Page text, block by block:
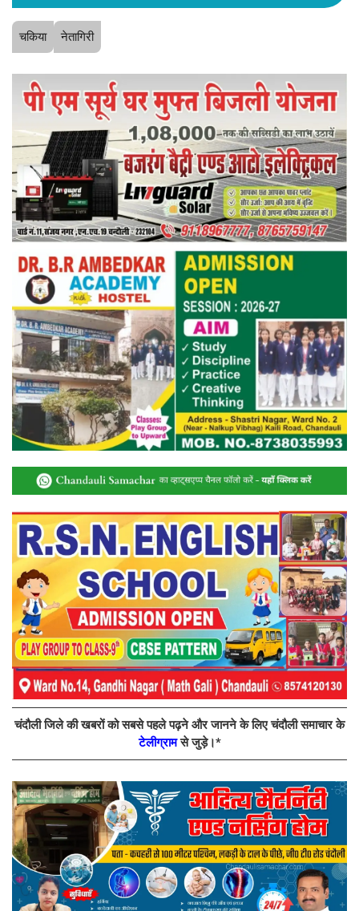
चकिया नेतागिरी
चंदौली जिले की खबरों को सबसे पहले पढ़ने और जानने के लिए चंदौली समाचार के
टेलीग्रामसे जुड़े।*